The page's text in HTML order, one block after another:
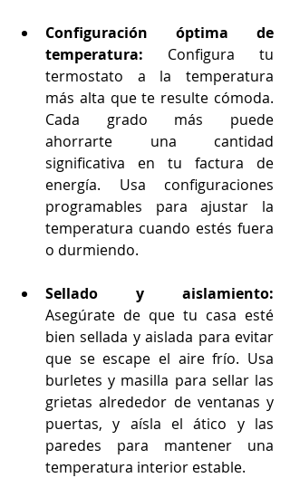
Configuración óptima de
temperatura: Configura tu
termostato a la temperatura
más alta que te resulte cómoda.
Cada grado más puede
ahorrarte una cantidad
significativa en tu factura de
energía. Usa configuraciones
programables para ajustar la
temperatura cuando estés fuera
o durmiendo.
Sellado y aislamiento:
Asegúrate de que tu casa esté
bien sellada y aislada para evitar
que se escape el aire frío. Usa
burletes y masilla para sellar las
grietas alrededor de ventanas y
puertas, y aísla el ático y las
paredes para mantener una
temperatura interior estable.